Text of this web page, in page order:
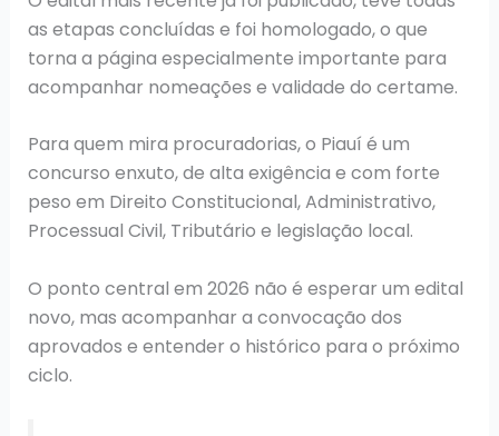
as etapas concluídas e foi homologado, o que
torna a página especialmente importante para
acompanhar nomeações e validade do certame.
Para quem mira procuradorias, o Piauí é um
concurso enxuto, de alta exigência e com forte
peso em Direito Constitucional, Administrativo,
Processual Civil, Tributário e legislação local.
O ponto central em 2026 não é esperar um edital
novo, mas acompanhar a convocação dos
aprovados e entender o histórico para o próximo
ciclo.